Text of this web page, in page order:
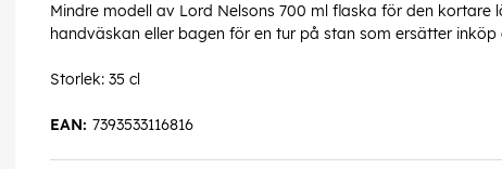
Mindre modell av Lord Nelsons 700 ml flaska för den kortare
handväskan eller bagen för en tur på stan som ersätter inköp
Storlek: 35 cl
7393533116816
EAN: